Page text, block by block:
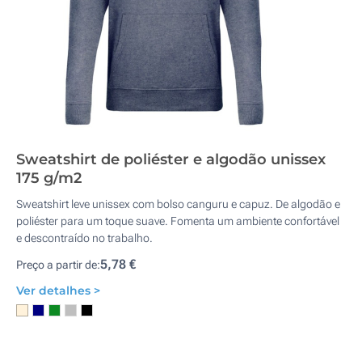
Sweatshirt de poliéster e algodão unissex
175 g/m2
Sweatshirt leve unissex com bolso canguru e capuz. De algodão e
poliéster para um toque suave. Fomenta um ambiente confortável
e descontraído no trabalho.
Preço a partir de:5,78 €
Ver detalhes >